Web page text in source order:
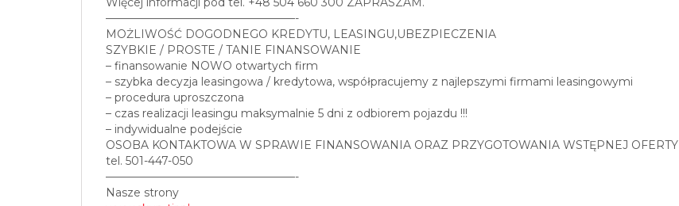
—————————————————-
MOŻLIWOŚĆ DOGODNEGO KREDYTU, LEASINGU,UBEZPIECZENIA
SZYBKIE / PROSTE / TANIE FINANSOWANIE
– finansowanie NOWO otwartych firm
– szybka decyzja leasingowa / kredytowa, współpracujemy z najlepszymi firmami leasingowymi
– procedura uproszczona
– czas realizacji leasingu maksymalnie 5 dni z odbiorem pojazdu !!!
– indywidualne podejście
OSOBA KONTAKTOWA W SPRAWIE FINANSOWANIA ORAZ PRZYGOTOWANIA WSTĘPNEJ OFERTY
tel. 501-447-050
—————————————————-
Nasze strony